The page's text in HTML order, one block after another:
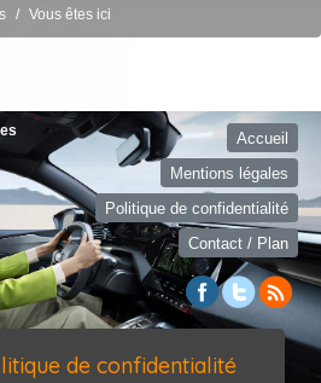
Vous êtes ici
Accueil
Mentions légales
Politique de confidentialité
Contact / Plan
de confidentialité